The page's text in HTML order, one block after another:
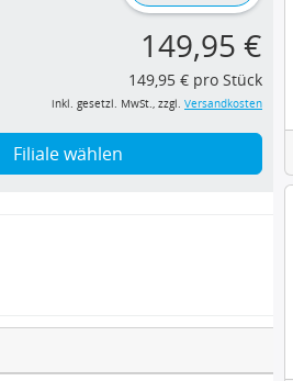
149,95 €
149,95 € pro Stück
inkl. gesetzl. MwSt., zzgl. Versandkosten
Filiale wählen